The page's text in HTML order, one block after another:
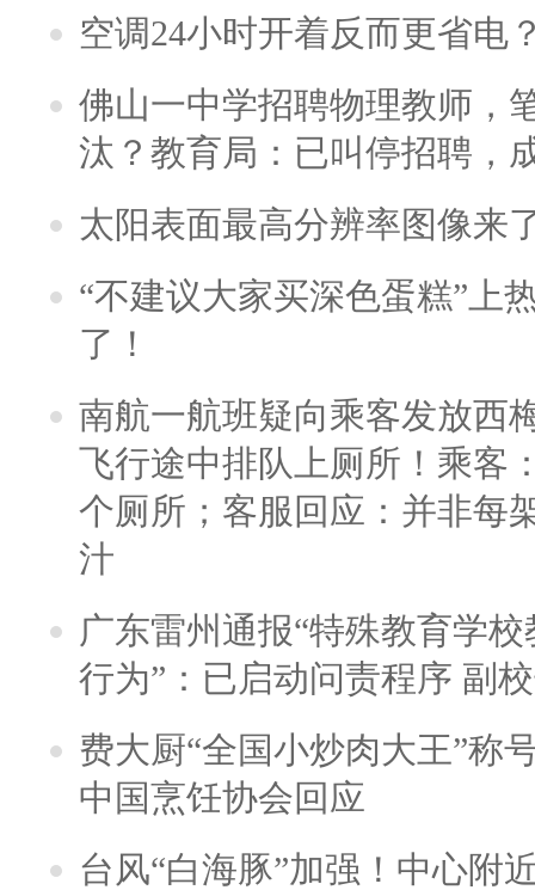
空调24小时开着反而更省电
佛山一中学招聘物理教师，
汰？教育局：已叫停招聘，
太阳表面最高分辨率图像来
“不建议大家买深色蛋糕”上
了！
南航一航班疑向乘客发放西
飞行途中排队上厕所！乘客
个厕所；客服回应：并非每
汁
广东雷州通报“特殊教育学
行为”：已启动问责程序 副
费大厨“全国小炒肉大王”称
中国烹饪协会回应
台风“白海豚”加强！中心附